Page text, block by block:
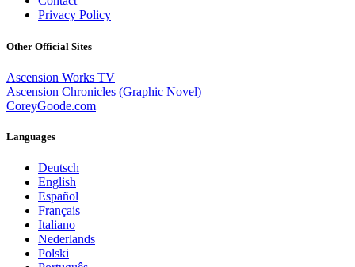
Privacy Policy
Other Official Sites
Ascension Works TV
Ascension Chronicles (Graphic Novel)
CoreyGoode.com
Languages
Deutsch
English
Español
Français
Italiano
Nederlands
Polski